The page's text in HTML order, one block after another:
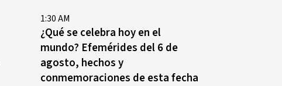
1:30 AM
¿Qué se celebra hoy en el
mundo? Efemérides del 6 de
agosto, hechos y
conmemoraciones de esta fecha